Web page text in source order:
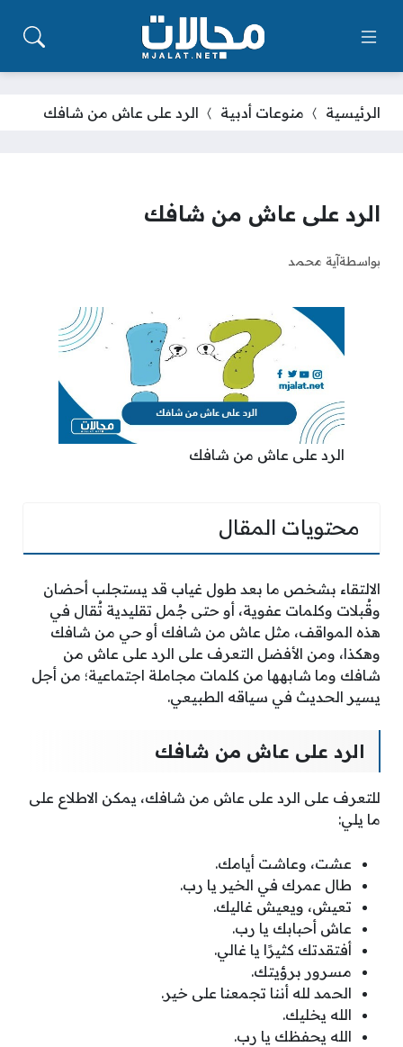
الرئيسية منوعات أدبية الرد على عاش من شافك
الرد على عاش من شافك
بواسطةآية محمد
الرد على عاش من شافك
محتويات المقال
الالتقاء بشخص ما بعد طول غياب قد يستجلب أحضان
وقُبلات وكلمات عفوية، أو حتى جُمل تقليدية تُقال في
هذه المواقف، مثل عاش من شافك أو حي من شافك
وهكذا، ومن الأفضل التعرف على الرد على عاش من
شافك وما شابهها من كلمات مجاملة اجتماعية؛ من أجل
يسير الحديث في سياقه الطبيعي.
الرد على عاش من شافك
للتعرف على الرد على عاش من شافك، يمكن الاطلاع على
ما يلي:
عشت، وعاشت أيامك.
طال عمرك في الخير يا رب.
تعيش، ويعيش غاليك.
عاش أحبابك يا رب.
أفتقدتك كثيرًا يا غالي.
مسرور برؤيتك.
الحمد لله أننا تجمعنا على خير.
الله يخليك.
الله يحفظك يا رب.